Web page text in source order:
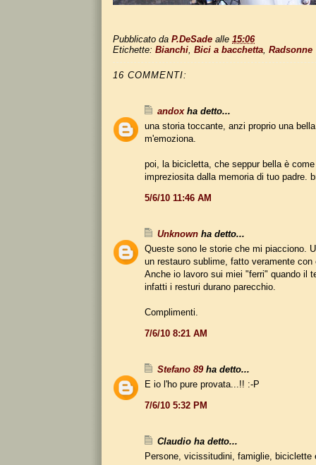
Pubblicato da P.DeSade alle 15:06
Etichette: Bianchi Bici a bacchetta Radsonne
16 COMMENTI:
andoxha detto...
una storia toccante, anzi proprio una
m'emoziona.
poi, la bicicletta, che seppur bella è
impreziosita dalla memoria di tuo padre.
5/6/10 11:46 AM
Unknown ha detto...
Queste sono le storie che mi piacciono.
un restauro sublime, fatto veramente con
Anche io lavoro sui miei "ferri" quando il
infatti i resturi durano parecchio.
Complimenti.
7/6/10 8:21 AM
Stefano 89ha detto...
E io l'ho pure provata...!! :-P
7/6/10 5:32 PM
Claudio ha detto...
Persone, vicissitudini, famiglie, biciclette